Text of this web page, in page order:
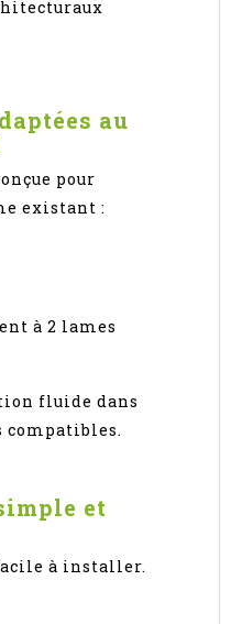
au
pour
existant :
à 2 lames
fluide dans
compatibles.
et
à installer.